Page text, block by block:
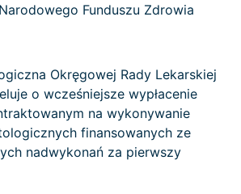
Funduszu Zdrowia
Okręgowej Rady Lekarskiej
o wcześniejsze wypłacenie
na wykonywanie
finansowanych ze
nadwykonań za pierwszy